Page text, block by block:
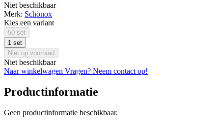
Niet beschikbaar
Merk: Schönox
Kies een variant
50 set
1 set
Niet op voorraad
Niet beschikbaar
Naar winkelwagen Vragen? Neem contact op!
Productinformatie
Geen productinformatie beschikbaar.